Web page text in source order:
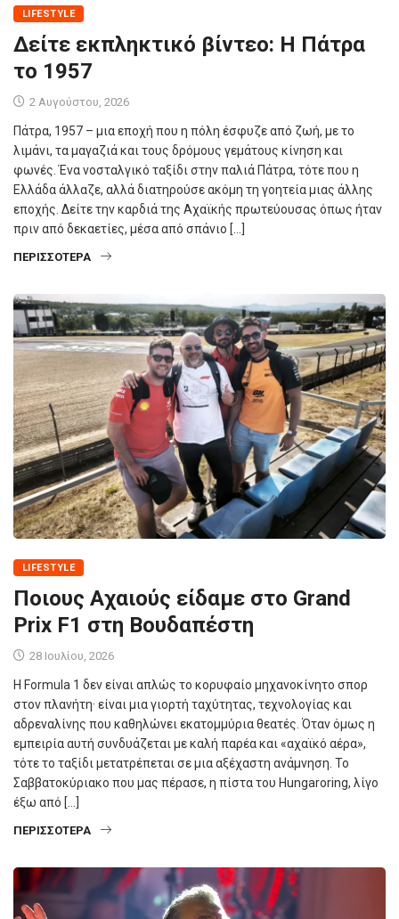
LIFESTYLE
Δείτε εκπληκτικό βίντεο: Η Πάτρα
το 1957
2 Αυγούστου, 2026
Πάτρα, 1957 – μια εποχή που η πόλη έσφυζε από ζωή, με το
λιμάνι, τα μαγαζιά και τους δρόμους γεμάτους κίνηση και
φωνές. Ένα νοσταλγικό ταξίδι στην παλιά Πάτρα, τότε που η
Ελλάδα άλλαζε, αλλά διατηρούσε ακόμη τη γοητεία μιας άλλης
εποχής. Δείτε την καρδιά της Αχαϊκής πρωτεύουσας όπως ήταν
πριν από δεκαετίες, μέσα από σπάνιο […]
ΠΕΡΙΣΣΌΤΕΡΑ
LIFESTYLE
Ποιους Αχαιούς είδαμε στο Grand
Prix F1 στη Βουδαπέστη
28 Ιουλίου, 2026
Η Formula 1 δεν είναι απλώς το κορυφαίο μηχανοκίνητο σπορ
στον πλανήτη· είναι μια γιορτή ταχύτητας, τεχνολογίας και
αδρεναλίνης που καθηλώνει εκατομμύρια θεατές. Όταν όμως η
εμπειρία αυτή συνδυάζεται με καλή παρέα και «αχαϊκό αέρα»,
τότε το ταξίδι μετατρέπεται σε μια αξέχαστη ανάμνηση. Το
Σαββατοκύριακο που μας πέρασε, η πίστα του Hungaroring, λίγο
έξω από […]
ΠΕΡΙΣΣΌΤΕΡΑ